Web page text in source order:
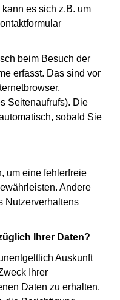
es sich z.B. um
beim Besuch der
erfasst. Das sind vor
Seitenaufrufs). Die
sobald Sie
um eine fehlerfreie
Andere
Nutzerverhaltens
Ihrer Daten?
Auskunft
Ihrer
Daten zu erhalten.